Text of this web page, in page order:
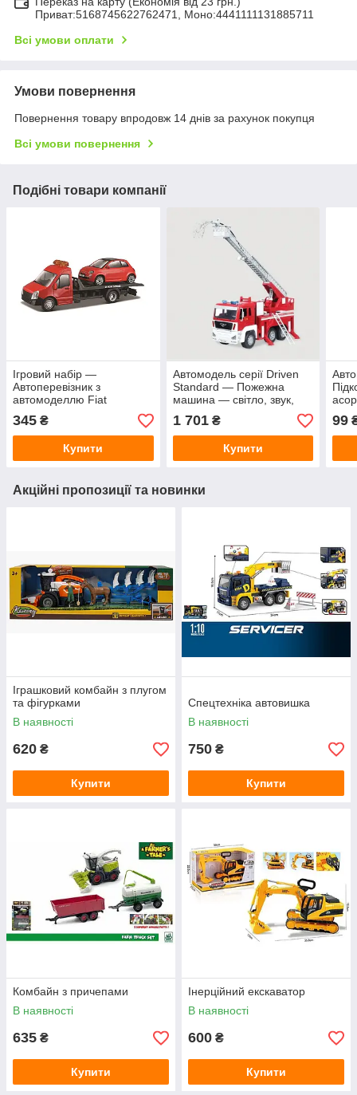
Приват:5168745622762471, Моно:4441111131885711
Всі умови оплати
Умови повернення
Повернення товару впродовж 14 днів за рахунок покупця
Всі умови повернення
Подібні товари компанії
Ігровий набір —
Автоперевізник з
автомоделлю Fiat
345 ₴
Купити
Автомодель серії Driven
Standard — Пожежна
машина — світло, звук,
водяна помпа
1 701₴
Купити
99
Акційні пропозиції та новинки
Іграшковий комбайн з плугом
та фігурками
В наявності
620 ₴
Купити
Спецтехніка автовишка
В наявності
750 ₴
Купити
Комбайн з причепами
В наявності
635 ₴
Купити
Інерційний екскаватор
В наявності
600 ₴
Купити